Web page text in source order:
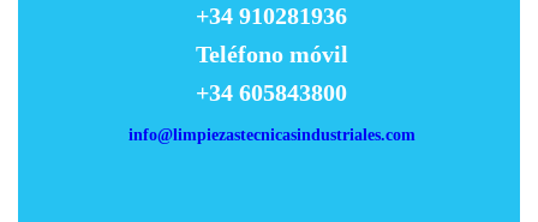
+34 910281936
Teléfono móvil
+34 605843800
info@limpiezastecnicasindustriales.com